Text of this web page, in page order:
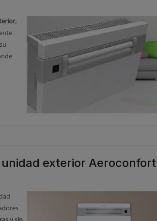
,
exterior Aeroconfort